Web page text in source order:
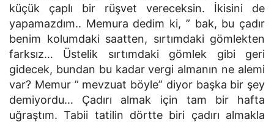
küçük çaplı bir rüşvet vereceksin. İkisini de
yapamazdım.. Memura dedim ki, ” bak, bu çadır
benim kolumdaki saatten, sırtımdaki gömlekten
farksız… Üstelik sırtımdaki gömlek gibi geri
gidecek, bundan bu kadar vergi almanın ne alemi
var? Memur ” mevzuat böyle” diyor başka bir şey
demiyordu… Çadırı almak için tam bir hafta
uğraştım. Tabii tatilin dörtte biri çadırı almakla